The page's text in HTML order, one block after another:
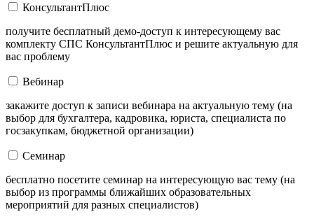
КонсультантПлюс
получите бесплатный демо-доступ к интересующему вас
комплекту СПС КонсультантПлюс и решите актуальную для
вас проблему
Вебинар
закажите доступ к записи вебинара на актуальную тему (на
выбор для бухгалтера, кадровика, юриста, специалиста по
госзакупкам, бюджетной организации)
Семинар
бесплатно посетите семинар на интересующую вас тему (на
выбор из программы ближайших образовательных
мероприятий для разных специалистов)